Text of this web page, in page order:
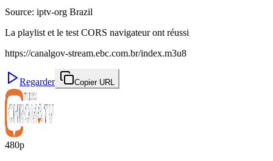
Source: iptv-org Brazil
La playlist et le test CORS navigateur ont réussi
https://canalgov-stream.ebc.com.br/index.m3u8
Regarder Copier URL
480p